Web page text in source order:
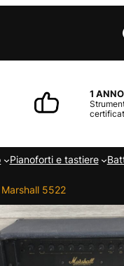
1
Pianoforti e tastiere
5522